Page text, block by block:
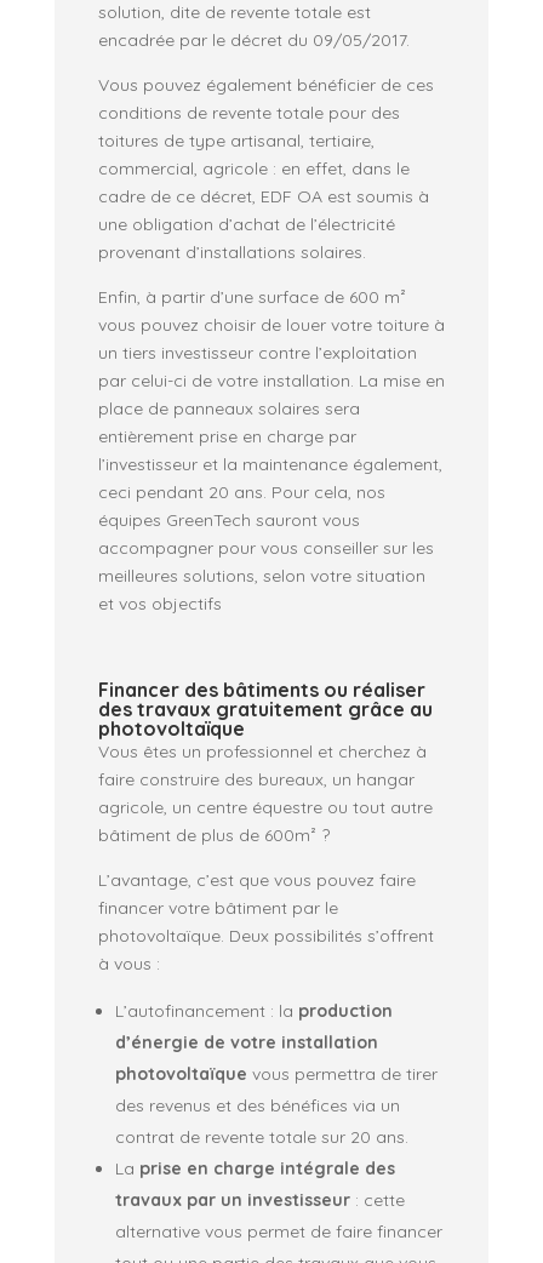
solution, dite de revente totale est
encadrée par le décret du 09/05/2017.
Vous pouvez également bénéficier de ces
conditions de revente totale pour des
toitures de type artisanal, tertiaire,
commercial, agricole : en effet, dans le
cadre de ce décret, EDF OA est soumis à
une obligation d’achat de l’électricité
provenant d’installations solaires.
Enfin, à partir d’une surface de 600 m²
vous pouvez choisir de louer votre toiture à
un tiers investisseur contre l’exploitation
par celui-ci de votre installation. La mise en
place de panneaux solaires sera
entièrement prise en charge par
l’investisseur et la maintenance également,
ceci pendant 20 ans. Pour cela, nos
équipes GreenTech sauront vous
accompagner pour vous conseiller sur les
meilleures solutions, selon votre situation
et vos objectifs
Financer des bâtiments ou réaliser
des travaux gratuitement grâce au
photovoltaïque
Vous êtes un professionnel et cherchez à
faire construire des bureaux, un hangar
agricole, un centre équestre ou tout autre
bâtiment de plus de 600m² ?
L’avantage, c’est que vous pouvez faire
financer votre bâtiment par le
photovoltaïque. Deux possibilités s’offrent
à vous :
L’autofinancement : la production
d’énergie de votre installation
photovoltaïque vous permettra de tirer
des revenus et des bénéfices via un
contrat de revente totale sur 20 ans.
La prise en charge intégrale des
travaux par un investisseur : cette
alternative vous permet de faire financer